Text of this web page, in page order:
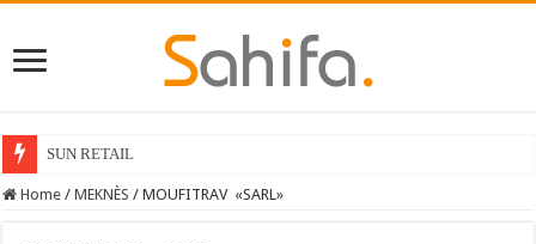
SUN RETAIL
Home / MEKNÈS / MOUFITRAV «SARL»